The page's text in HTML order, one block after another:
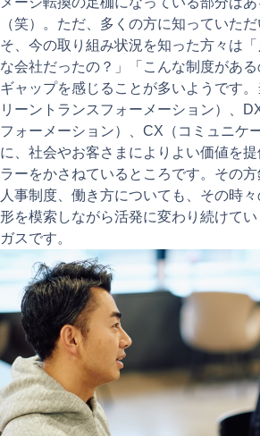
（笑）。ただ、多くの方に知っていた
そ、今の取り組み状況を知った方々は
な会社だったの？」「こんな制度があ
ギャップを感じることが多いようです
リーントランスフォーメーション）、
フォーメーション）、CX（コミュニケ
に、社会やお客さまによりよい価値を
ラーをかさねているところです。その
人事制度、働き方についても、その時
形を模索しながら活発に変わり続けて
ガスです。